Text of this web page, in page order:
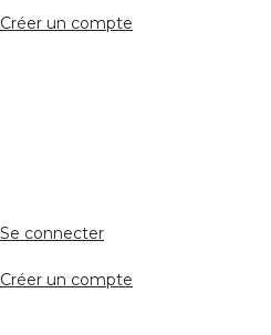
Créer un compte
Se connecter
Créer un compte